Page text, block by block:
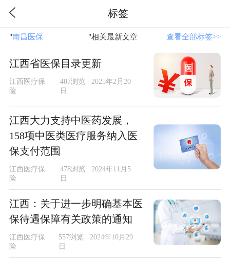
标签
"南昌医保 "相关最新文章 查看全部标签>>
江西省医保目录更新
江西医疗保
险
407浏览 2025年2月20
日
江西大力支持中医药发展，
158项中医类医疗服务纳入医
保支付范围
江西医疗保
险
478浏览 2024年11月5
日
江西：关于进一步明确基本医
保待遇保障有关政策的通知
江西医疗保
险
557浏览 2024年10月29
日